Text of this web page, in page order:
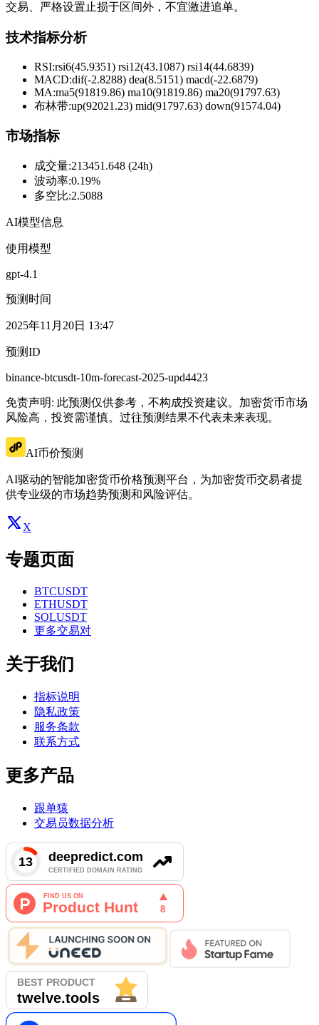
交易、严格设置止损于区间外，不宜激进追单。
技术指标分析
RSI:rsi6(45.9351) rsi12(43.1087) rsi14(44.6839)
MACD:dif(-2.8288) dea(8.5151) macd(-22.6879)
MA:ma5(91819.86) ma10(91819.86) ma20(91797.63)
布林带:up(92021.23) mid(91797.63) down(91574.04)
市场指标
成交量:213451.648 (24h)
波动率:0.19%
多空比:2.5088
AI模型信息
使用模型
gpt-4.1
预测时间
2025年11月20日 13:47
预测ID
binance-btcusdt-10m-forecast-2025-upd4423
免责声明: 此预测仅供参考，不构成投资建议。加密货币市场
风险高，投资需谨慎。过往预测结果不代表未来表现。
AI币价预测
AI驱动的智能加密货币价格预测平台，为加密货币交易者提
供专业级的市场趋势预测和风险评估。
X
专题页面
BTCUSDT
ETHUSDT
SOLUSDT
更多交易对
关于我们
指标说明
隐私政策
服务条款
联系方式
更多产品
跟单猿
交易员数据分析